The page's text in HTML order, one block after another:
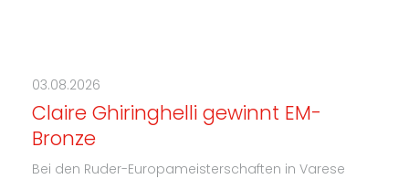
03.08.2026
Claire Ghiringhelli gewinnt EM-
Bronze
Bei den Ruder-Europameisterschaften in Varese